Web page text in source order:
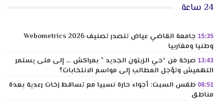
24 ساعة
15:35
جامعة القاضي عياض تتصدر تصنيف Webometrics 2026
وطنيا ومغاربيا
13:43 صرخة من “حي الزيتون الجديد ” بمراكش … إلى متى يستمر
التهميش وتؤجل المطالب إلى مواسم الانتخابات؟
08:51 طقس السبت: أجواء حارة نسبيا مع تساقط زخات رعدية بعدة
مناطق